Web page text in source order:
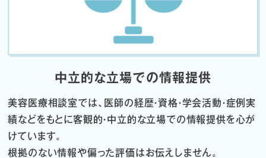
中立的な立場での情報提供
美容医療相談室では、医師の経歴・資格・学会活動・症例実
績などをもとに客観的・中立的な立場での情報提供を心が
けています。
根拠のない情報や偏った評価はお伝えしません。